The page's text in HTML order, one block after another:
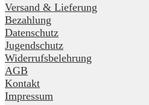
Versand & Lieferung
Bezahlung
Datenschutz
Jugendschutz
Widerrufsbelehrung
AGB
Kontakt
Impressum